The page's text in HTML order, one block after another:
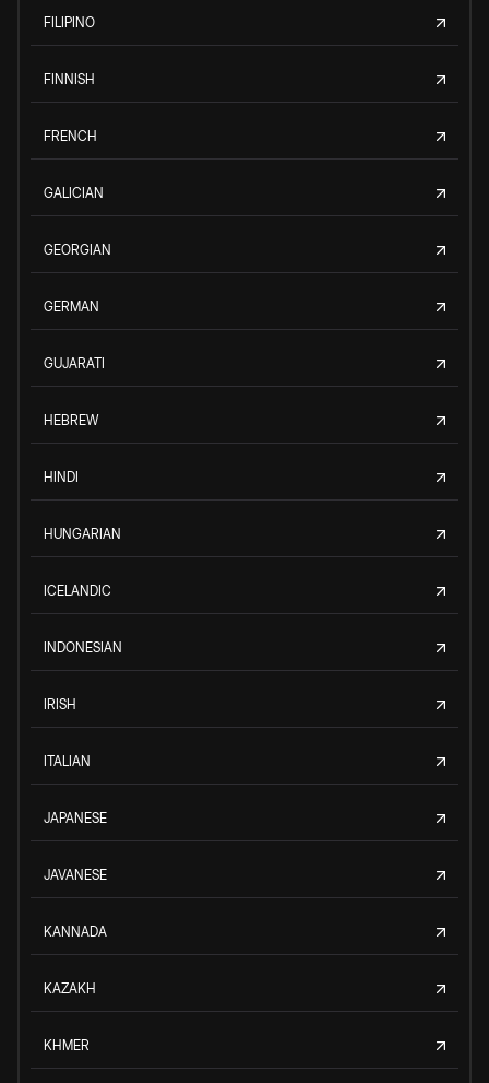
FILIPINO
FINNISH
FRENCH
GALICIAN
GEORGIAN
GERMAN
GUJARATI
HEBREW
HINDI
HUNGARIAN
ICELANDIC
INDONESIAN
IRISH
ITALIAN
JAPANESE
JAVANESE
KANNADA
KAZAKH
KHMER